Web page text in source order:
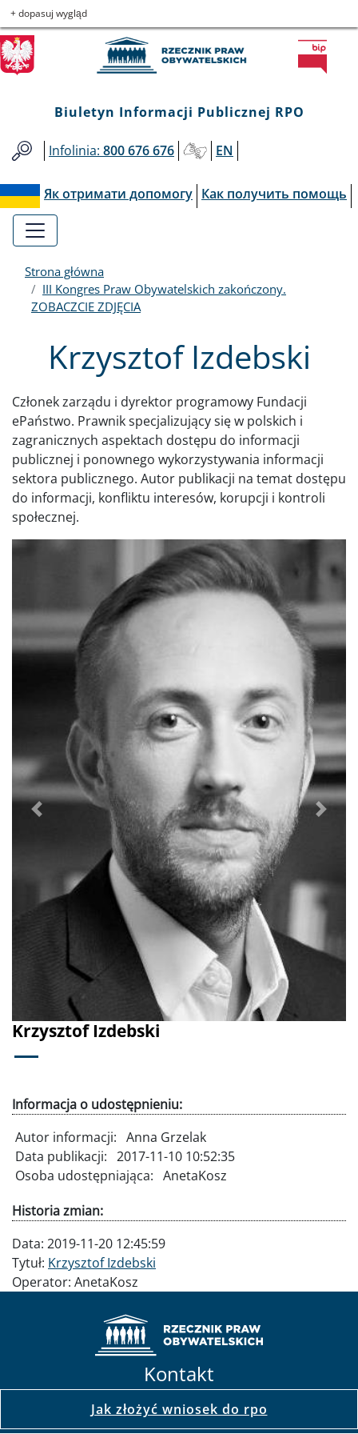
Przejdź
do
menu
głównego
Przejdź
do
treści
Przejdź
to
informacji
o
Przejdź
do
mapy
serwisu
Biuletyn
Informacji
Publicznej
RPO
+ dopasuj wygląd
Biuletyn Informacji Publicznej RPO
Infolinia: 800 676 676 EN
Як отримати допомогу Как получить помощь
Strona główna
III Kongres Praw Obywatelskich zakończony.
ZOBACZCIE ZDJĘCIA
Krzysztof Izdebski
Członek zarządu i dyrektor programowy Fundacji
ePaństwo. Prawnik specjalizujący się w polskich i
zagranicznych aspektach dostępu do informacji
publicznej i ponownego wykorzystywania informacji
sektora publicznego. Autor publikacji na temat dostępu
do informacji, konfliktu interesów, korupcji i kontroli
społecznej.
Krzysztof Izdebski
Poprzednie Dalej
Informacja o udostępnieniu:
Autor informacji: Anna Grzelak
Data publikacji: 2017-11-10 10:52:35
Osoba udostępniająca: AnetaKosz
Historia zmian:
Data: 2019-11-20 12:45:59
Tytuł: Krzysztof Izdebski
Operator: AnetaKosz
Kontakt
Jak złożyć wniosek do rpo